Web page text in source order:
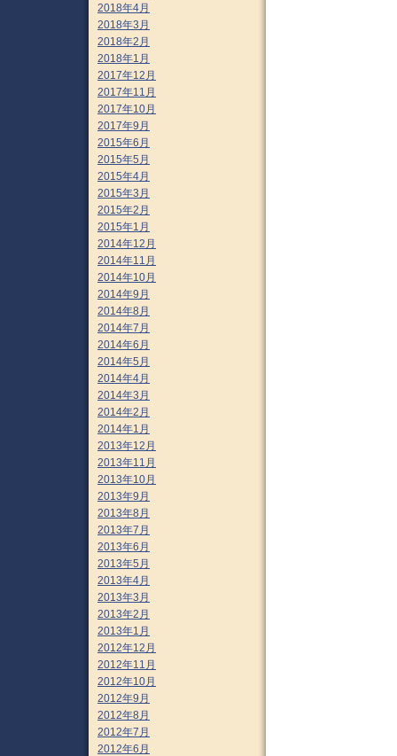
2018年4月
2018年3月
2018年2月
2018年1月
2017年12月
2017年11月
2017年10月
2017年9月
2015年6月
2015年5月
2015年4月
2015年3月
2015年2月
2015年1月
2014年12月
2014年11月
2014年10月
2014年9月
2014年8月
2014年7月
2014年6月
2014年5月
2014年4月
2014年3月
2014年2月
2014年1月
2013年12月
2013年11月
2013年10月
2013年9月
2013年8月
2013年7月
2013年6月
2013年5月
2013年4月
2013年3月
2013年2月
2013年1月
2012年12月
2012年11月
2012年10月
2012年9月
2012年8月
2012年7月
2012年6月